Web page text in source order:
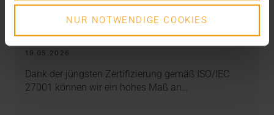
NUR NOTWENDIGE COOKIES
Mehr Sicherheit durch ISO
19.05.2026
Dank der jüngsten Zertifizierung gemäß ISO/IEC
27001 können wir ein hohes Maß an…